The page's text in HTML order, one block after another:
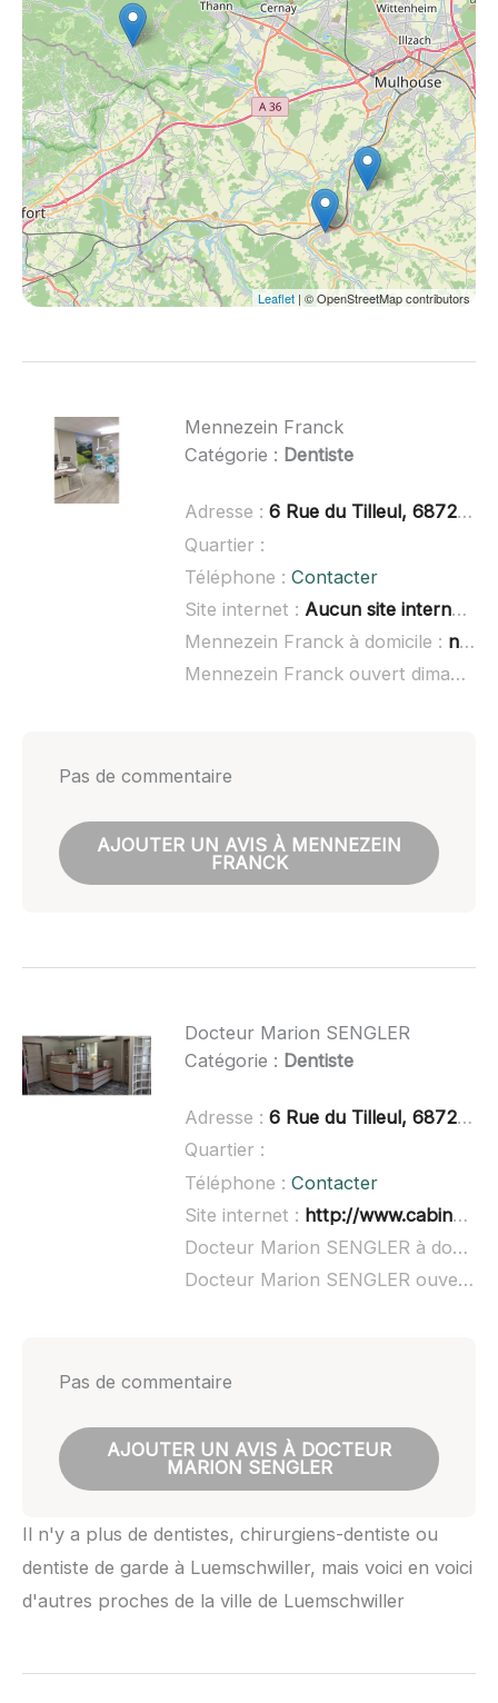
Leaflet | © OpenStreetMap contributors
Mennezein Franck
Catégorie : Dentiste
Adresse : 6 Rue du Tilleul, 68720 Luemschwiller
Quartier :
Téléphone : Contacter
Site internet : Aucun site internet connu
Mennezein Franck à domicile : non renseigné
Mennezein Franck ouvert dimanche :
Pas de commentaire
AJOUTER UN AVIS À MENNEZEIN
FRANCK
Docteur Marion SENGLER
Catégorie : Dentiste
Adresse : 6 Rue du Tilleul, 68720 Luemschwiller, France
Quartier :
Téléphone : Contacter
Site internet : http://www.cabinet-dentaire-sengler.fr/
Docteur Marion SENGLER à domicile :
Docteur Marion SENGLER ouvert dimanche :
Pas de commentaire
AJOUTER UN AVIS À DOCTEUR
MARION SENGLER
Il n'y a plus de dentistes, chirurgiens-dentiste ou
dentiste de garde à Luemschwiller, mais voici en voici
d'autres proches de la ville de Luemschwiller